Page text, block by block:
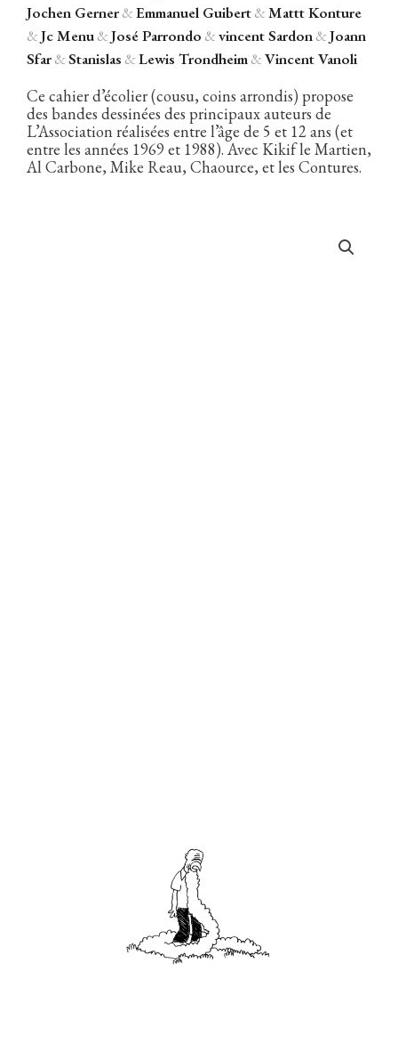
Jochen Gerner&Emmanuel Guibert&Mattt Konture
&Jc Menu&José Parrondo &vincent Sardon&Joann
Sfar&Stanislas &Lewis Trondheim&Vincent Vanoli
Ce cahier d’écolier (cousu, coins arrondis) propose
des bandes dessinées des principaux auteurs de
L’Association réalisées entre l’âge de 5 et 12 ans (et
entre les années 1969 et 1988). Avec Kikif le Martien,
Al Carbone, Mike Reau, Chaource, et les Contures.